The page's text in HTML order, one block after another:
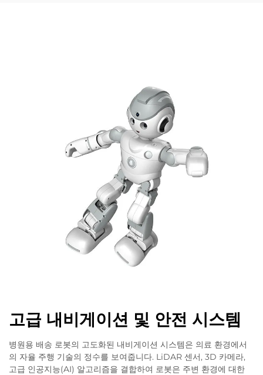
고급 내비게이션 및 안전 시스템
병원용 배송 로봇의 고도화된 내비게이션 시스템은 의료 환경에서
의 자율 주행 기술의 정수를 보여줍니다. LiDAR 센서, 3D 카메라,
고급 인공지능(AI) 알고리즘을 결합하여 로봇은 주변 환경에 대한